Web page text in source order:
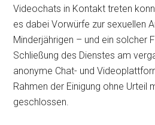
Videochats in Kontakt treten
es dabei Vorwürfe zur sexuellen
Minderjährigen – und ein solcher
Schließung des Dienstes am
anonyme Chat- und
Rahmen der Einigung ohne Urteil
geschlossen.